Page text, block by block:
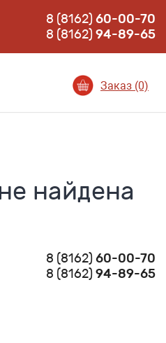
8 (8162)60-00-70
8 (8162)94-89-65
Заказ (0)
найдена
8 (8162)60-00-70
8 (8162)94-89-65